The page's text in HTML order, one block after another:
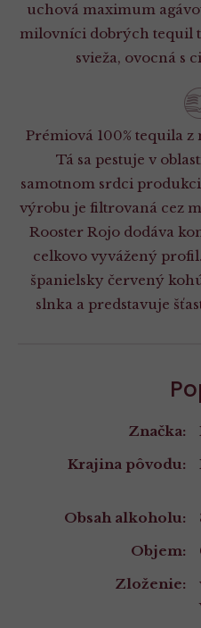
uchová maximum
milovníci dobrých tequil
svieža, ovocná s
Prémiová 100% tequila
Tá sa pestuje v
samotnom srdci
výrobu je filtrovaná cez
Rooster Rojo dodáva
celkovo vyvážený
španielsky červený
slnka a predstavuje
Značka:
Krajina pôvodu:
Vlastnosti
Obsah alkoholu:
Objem:
Zloženie: